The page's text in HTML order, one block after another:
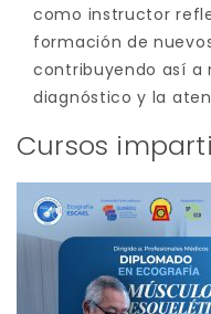
como instructor
formación de
contribuyendo así a
diagnóstico y la
Cursos